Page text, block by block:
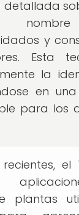
detallada
nombre
y
Esta
la
en
para los
el
plantas